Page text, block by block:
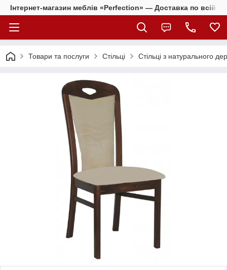
Інтернет-магазин меблів «Perfection» — Доставка по всій
Товари та послуги Стільці Стільці з натурального